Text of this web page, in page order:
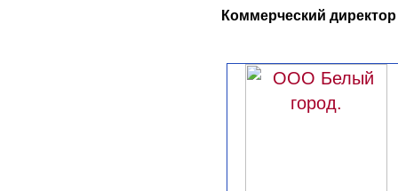
Коммерческий директор